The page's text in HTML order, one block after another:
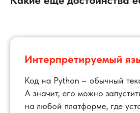
Интерпретируемый
Код на Python – обычный
А значит, его можно
на любой платформе, где